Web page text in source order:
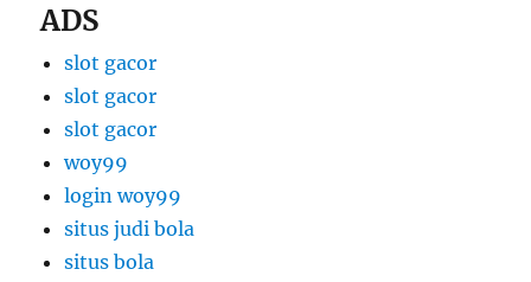
ADS
slot gacor
slot gacor
slot gacor
woy99
login woy99
situs judi bola
situs bola